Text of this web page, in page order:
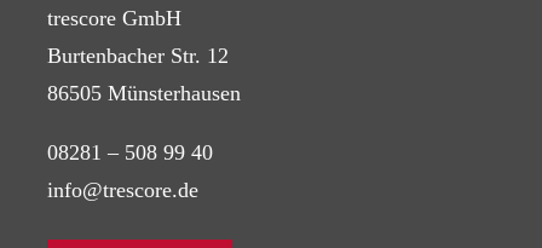
trescore GmbH
Burtenbacher Str. 12
86505 Münsterhausen
08281 – 508 99 40
info@trescore.de